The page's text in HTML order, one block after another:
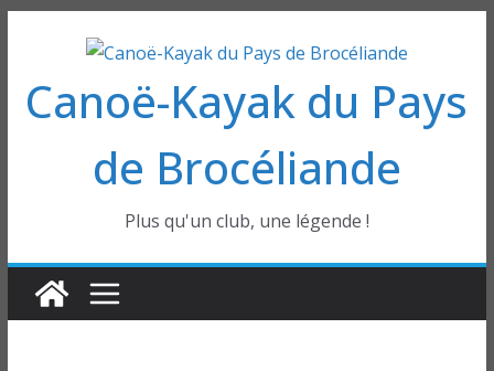
contenu
Canoë-Kayak du Pays
de Brocéliande
Plus qu'un club, une légende !